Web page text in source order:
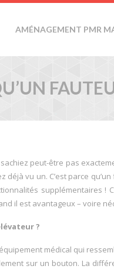
AMÉNAGEMENT PMR
peut-être pas
déjà vu un. C’est parce
supplémentaires !
il est avantageux – voire
?
médical qui
sur un bouton. La